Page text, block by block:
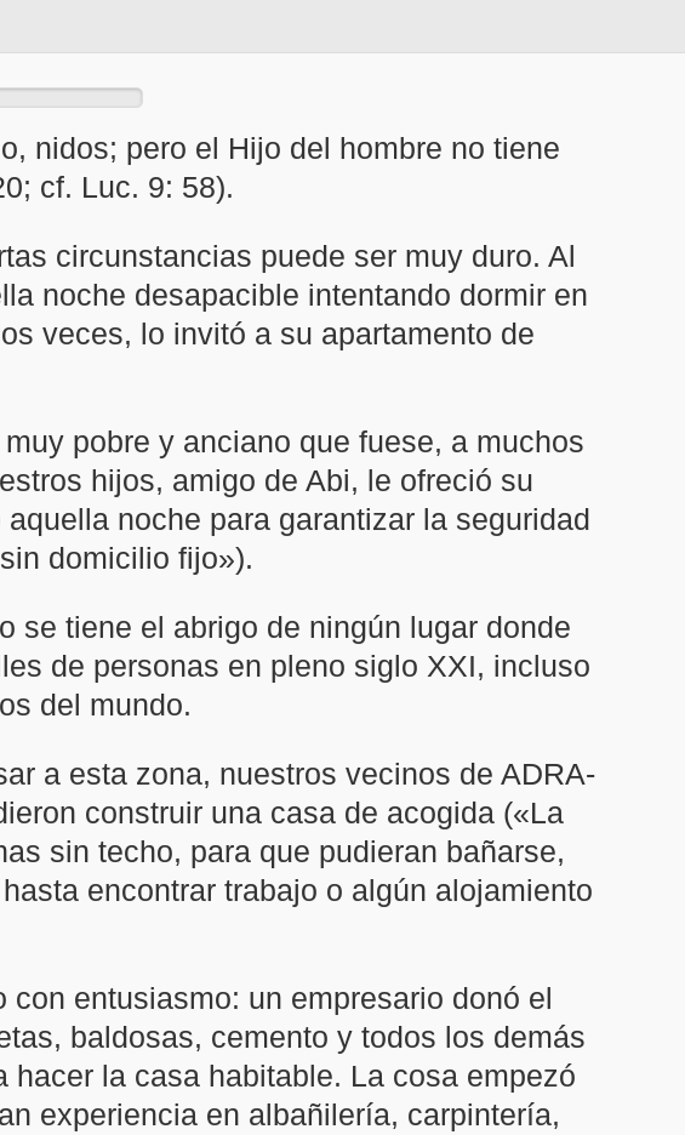
nidos; pero el Hijo del hombre no tiene
cf. Luc. 9: 58).
circunstancias puede ser muy duro. Al
noche desapacible intentando dormir en
veces, lo invitó a su apartamento de
pobre y anciano que fuese, a muchos
hijos, amigo de Abi, le ofreció su
noche para garantizar la seguridad
domicilio fijo»).
se tiene el abrigo de ningún lugar donde
de personas en pleno siglo XXI, incluso
del mundo.
a esta zona, nuestros vecinos de ADRA-
construir una casa de acogida («La
sin techo, para que pudieran bañarse,
encontrar trabajo o algún alojamiento
entusiasmo: un empresario donó el
baldosas, cemento y todos los demás
la casa habitable. La cosa empezó
experiencia en albañilería, carpintería,